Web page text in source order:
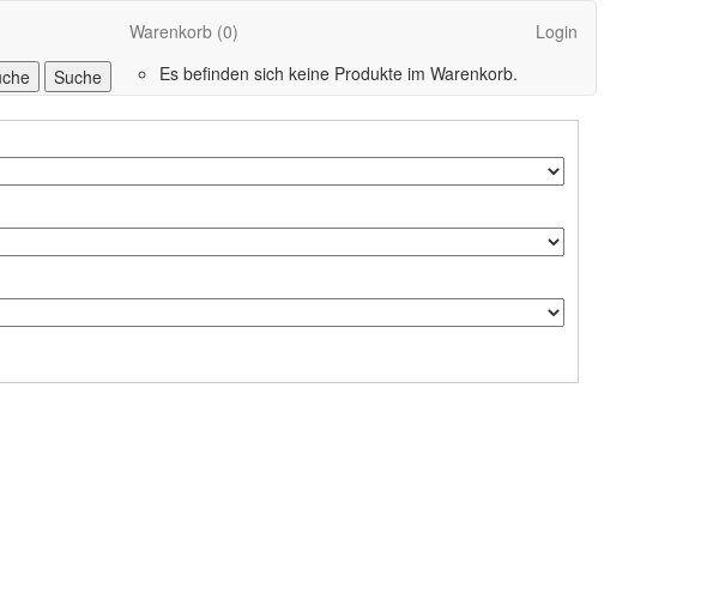
Suche
Warenkorb (0)
Es befinden sich keine Produkte im Warenkorb.
Login